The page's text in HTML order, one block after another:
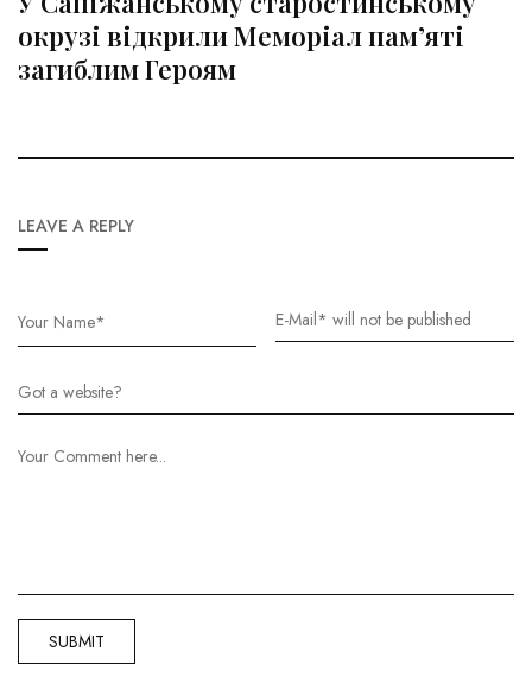
окрузі відкрили Меморіал пам’яті
загиблим Героям
LEAVE A REPLY